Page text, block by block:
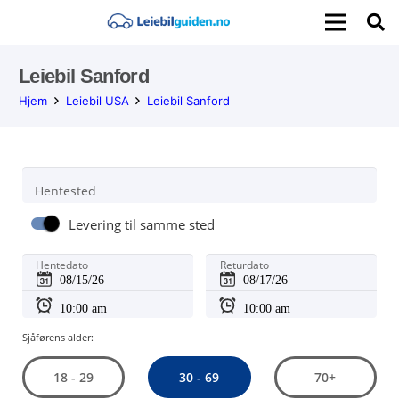
Leiebil Sanford
Hjem Leiebil USA Leiebil Sanford
Hentested
Levering til samme sted
Hentedato Returdato
Sjåførens alder:
18 - 29 30 - 69 70+